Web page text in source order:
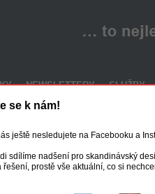
NEWSLETTERY SLUŽBY
se k nám!
ještě nesledujete na Facebooku a
sdílíme nadšení pro skandinávský
řešení, prostě vše aktuální, co si